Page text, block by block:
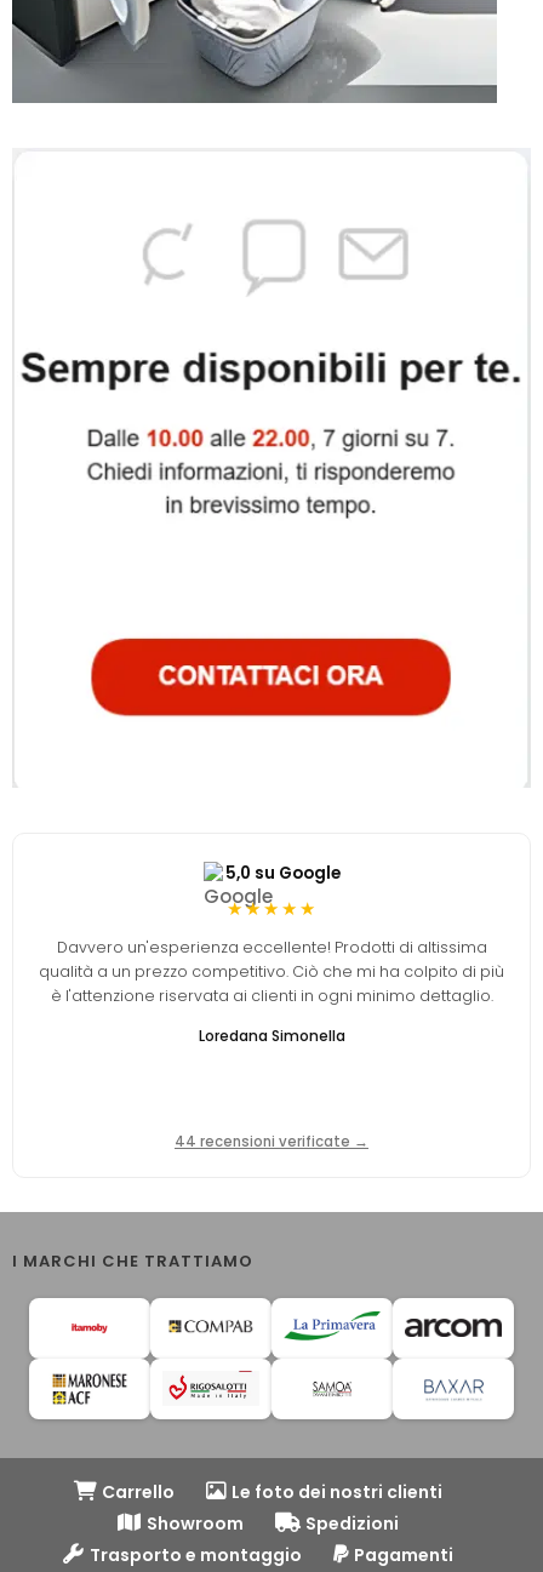
5,0 su Google
★★★★★
Davvero un'esperienza eccellente! Prodotti di altissima
qualità a un prezzo competitivo. Ciò che mi ha colpito di più
è l'attenzione riservata ai clienti in ogni minimo dettaglio.
Loredana Simonella
44 recensioni verificate →
I MARCHI CHE TRATTIAMO
Carrello
Le foto dei nostri clienti
Showroom
Spedizioni
Trasporto e montaggio
Pagamenti